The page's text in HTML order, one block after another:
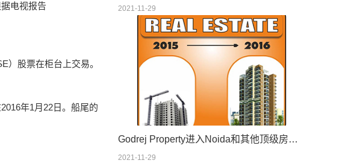
电视报告
）股票在柜台上交易。
年1月22日。船尾的
2021-11-29
Godrej Property进入Noida和其他顶级房地产新闻
2021-11-29